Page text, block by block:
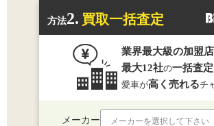
方法2. 買取一括査定
業界最大級の加盟店
最大12社の一括査定
愛車が高く売れるチ
メーカー